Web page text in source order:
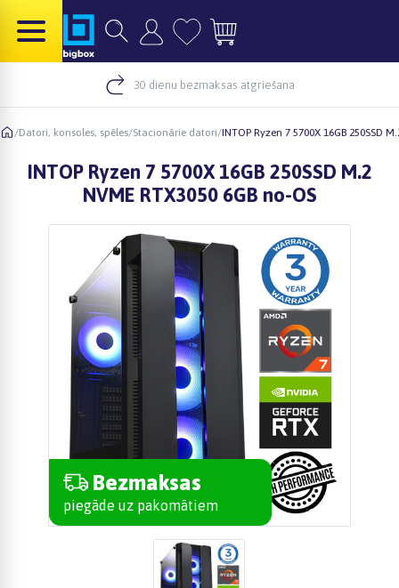
30 dienu bezmaksas atgriešana
/Datori, konsoles, spēles/Stacionārie datori/INTOP Ryzen 7 5700X 16GB 250SSD
INTOP Ryzen 7 5700X 16GB 250SSD M.2
NVME RTX3050 6GB no-OS
Bezmaksas
piegāde uz pakomātiem